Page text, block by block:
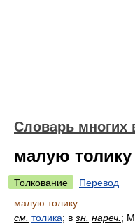
Словарь многих
малую толику
Толкование
Перевод
малую толику
см. толика; в зн. нареч. ;